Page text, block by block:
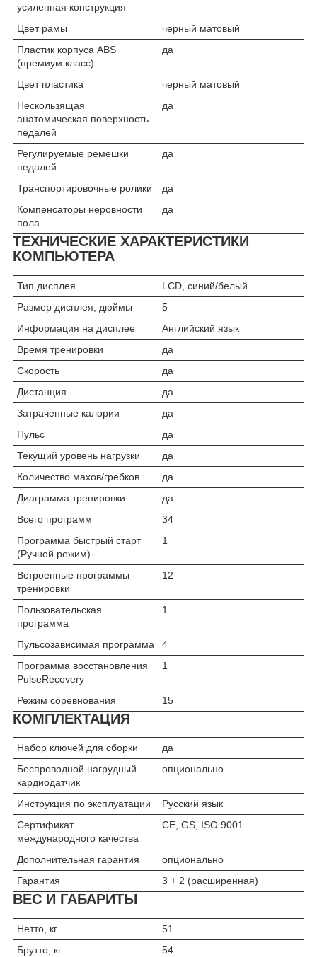
усиленная конструкция
Цвет рамы
черный матовый
Пластик корпуса ABS
(премиум класс)
да
Цвет пластика
черный матовый
Нескользящая
анатомическая поверхность
педалей
да
Регулируемые ремешки
педалей
да
Транспортировочные ролики
да
Компенсаторы неровности
пола
да
ТЕХНИЧЕСКИЕ ХАРАКТЕРИСТИКИ
КОМПЬЮТЕРА
Тип дисплея
LCD, синий/белый
Размер дисплея, дюймы
5
Информация на дисплее
Английский язык
Время тренировки
да
Скорость
да
Дистанция
да
Затраченные калории
да
Пульс
да
Текущий уровень нагрузки
да
Количество махов/гребков
да
Диаграмма тренировки
да
Всего программ
34
Программа быстрый старт
(Ручной режим)
1
Встроенные программы
тренировки
12
Пользовательская
программа
1
Пульсозависимая программа
4
Программа восстановления
PulseRecovery
1
Режим соревнования 15
КОМПЛЕКТАЦИЯ
Набор ключей для сборки
да
Беспроводной нагрудный
кардиодатчик
опционально
Инструкция по эксплуатации
Русский язык
Сертификат
международного качества
CE, GS, ISO 9001
Дополнительная гарантия
опционально
Гарантия
3 + 2 (расширенная)
ВЕС И ГАБАРИТЫ
Нетто, кг
51
Брутто, кг
54